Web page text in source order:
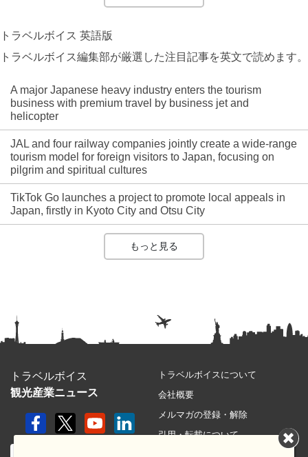
トラベルボイス 英語版
トラベルボイス編集部が厳選した注目記事を英文で読めます。
A major Japanese heavy industry enters the tourism
business with premium travel by business jet and
helicopter
JAL and four railway companies jointly create a wide-range
tourism model for foreign visitors to Japan, focusing on
pilgrim and spiritual cultures
TikTok Go launches a project to promote local appeals in
Japan, firstly in Kyoto City and Otsu City
もっと見る
トラベルボイス
観光産業ニュース
トラベルボイスについて
会社概要
メルマガの登録・解除
引用・転載について